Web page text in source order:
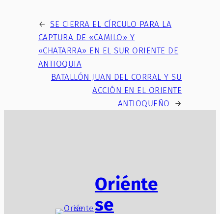
← SE CIERRA EL CÍRCULO PARA LA
CAPTURA DE «CAMILO» Y
«CHATARRA» EN EL SUR ORIENTE DE
ANTIOQUIA
BATALLÓN JUAN DEL CORRAL Y SU
ACCIÓN EN EL ORIENTE
ANTIOQUEÑO
→
Oriénte
se